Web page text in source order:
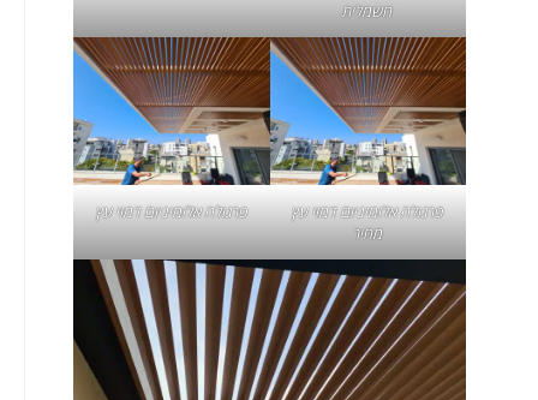
חשמלית
פרגולה אלומיניום דמוי עץ
מחיר
פרגולה אלומיניום דמוי עץ